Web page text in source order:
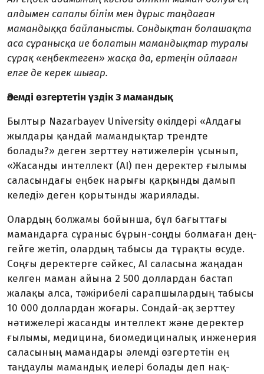
алдымен сапалы білім мен дұрыс таңдаған
мамандыққа байланысты. Сондықтан болашақта
аса сұранысқа ие болатын мамандықтар туралы
сұрақ «еңбектеген» жасқа да, ертеңін ойлаған
елге де керек шығар.
Әлемді өзгертетін үздік 3 мамандық
Былтыр Nazarbayev University өкілдері «Алдағы
жылдары қандай мамандықтар трендте
болады?» деген зерттеу нәтижелерін ұсы­нып,
«Жасанды интеллект (AI) пен деректер ғылымы
саласын­дағы еңбек нарығы қарқынды дамып
келеді» деген қорытынды жариялады.
Олардың болжамы бойынша, бұл бағыттағы
мамандарға сұра­ныс бұрын-соңды болмаған дең­
гейге жетіп, олардың табысы да тұрақты өсуде.
Соңғы деректерге сәйкес, AI саласына жаңадан
келген маман айына 2 500 доллардан бастап
жалақы алса, тә­жірибелі сарапшылардың табысы
10 000 доллардан жоғары. Сондай-ақ зерттеу
нәтижелері жасанды интеллект және деректер
ғылы­мы, медицина, биомедициналық инженерия
саласының мамандары әлемді өзгертетін ең
таңдаулы мамандық иелері болады деп нақ­